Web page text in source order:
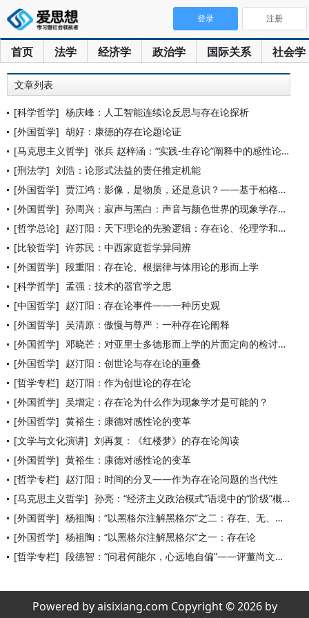
首页 法学 经济学 政治学 国际关系 社会学
登录 注册
文章列表
[科学哲学] 杨庆峰：人工智能连续论反思与存在论探析
[外国哲学] 胡好：康德的存在论题论证
[马克思主义哲学] 张兵 赵梓涵：“实践-生存论”阐释中的感性论问题及其理论实旨
[刑法学] 刘浩：论形式法益的责任推定机能
[外国哲学] 贾江鸿：影像，是物质，还是意识？——基于柏格森和萨特存在论视
[外国哲学] 孙周兴：寂声与黑白：声音与颜色世界的现象学存在论
[哲学总论] 赵汀阳：天下理论的先验逻辑：存在论、伦理学和知识论的三维一体
[比较哲学] 许苏民：中西家庭哲学异同辨
[外国哲学] 段重阳：存在论、根据律与体用论的形而上学
[科学哲学] 孟强：技术的器官学之思
[中国哲学] 赵汀阳：存在论事件——一种历史观
[外国哲学] 吴清原：傲慢与尊严：一种存在论阐释
[外国哲学] 邓晓芒：对亚里士多德形而上学的片面定向的检讨——以中国哲学为
[外国哲学] 赵汀阳：创世论与存在论的重叠
[哲学专栏] 赵汀阳：作为创世论的存在论
[外国哲学] 吴增定：存在论为什么作为现象学才是可能的？
[外国哲学] 黄裕生：康德对感性论的变革
[文学与文化演讲] 刘再复：《红楼梦》的存在论阅读
[外国哲学] 黄裕生：康德对感性论的变革
[哲学专栏] 赵汀阳：时间的分叉——作为存在论问题的当代性
[马克思主义哲学] 孙亮：“经济主义政治模式”语境中的“阶级”概念
[外国哲学] 杨祖陶：“以黑格尔注解黑格尔”之二：存在、无、变易
[外国哲学] 杨祖陶：“以黑格尔注解黑格尔”之一：存在论
[哲学专栏] 段德智：“问君何能尔，心远地自偏”——评董尚文的《阿奎那存在
Powered by aisixiang.com Copyright © 2026 by